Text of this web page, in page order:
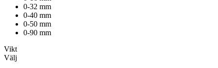
0-32 mm
0-40 mm
0-50 mm
0-90 mm
Vikt
Välj